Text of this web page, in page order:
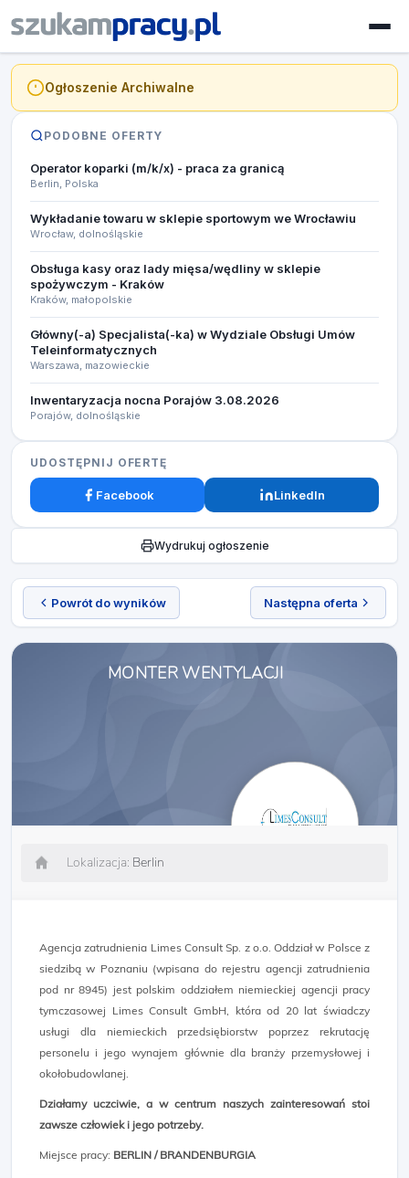
Powrót do wyników Następna oferta
MONTER WENTYLACJI
Lokalizacja: Berlin
Agencja zatrudnienia Limes Consult Sp. z o.o. Oddział w Polsce z
siedzibą w Poznaniu (wpisana do rejestru agencji zatrudnienia
pod nr 8945) jest polskim oddziałem niemieckiej agencji pracy
tymczasowej Limes Consult GmbH, która od 20 lat świadczy
usługi dla niemieckich przedsiębiorstw poprzez rekrutację
personelu i jego wynajem głównie dla branży przemysłowej i
okołobudowlanej.
Działamy uczciwie, a w centrum naszych zainteresowań stoi
zawsze człowiek i jego potrzeby.
Miejsce pracy: BERLIN / BRANDENBURGIA
Ogłoszenie Archiwalne
PODOBNE OFERTY
Operator koparki (m/k/x) - praca za granicą
Berlin, Polska
Wykładanie towaru w sklepie sportowym we Wrocławiu
Wrocław, dolnośląskie
Obsługa kasy oraz lady mięsa/wędliny w sklepie
spożywczym - Kraków
Kraków, małopolskie
Główny(-a) Specjalista(-ka) w Wydziale Obsługi Umów
Teleinformatycznych
Warszawa, mazowieckie
Inwentaryzacja nocna Porajów 3.08.2026
Porajów, dolnośląskie
UDOSTĘPNIJ OFERTĘ
Facebook LinkedIn
Wydrukuj ogłoszenie